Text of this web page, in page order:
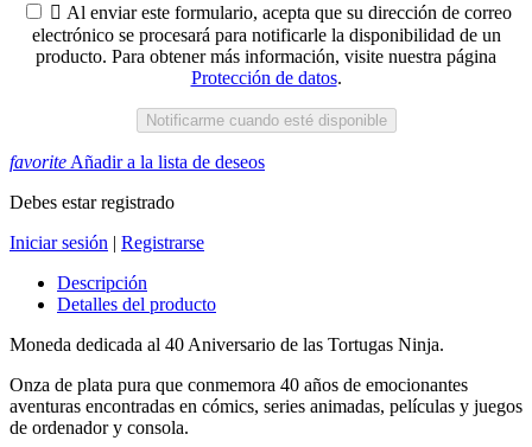
 Al enviar este formulario, acepta que su dirección de correo
electrónico se procesará para notificarle la disponibilidad de un
producto. Para obtener más información, visite nuestra página
Protección de datos.
Notificarme cuando esté disponible
favorite Añadir a la lista de deseos
Debes estar registrado
Iniciar sesión | Registrarse
Descripción
Detalles del producto
Moneda dedicada al 40 Aniversario de las Tortugas Ninja.
Onza de plata pura que conmemora 40 años de emocionantes
aventuras encontradas en cómics, series animadas, películas y juegos
de ordenador y consola.